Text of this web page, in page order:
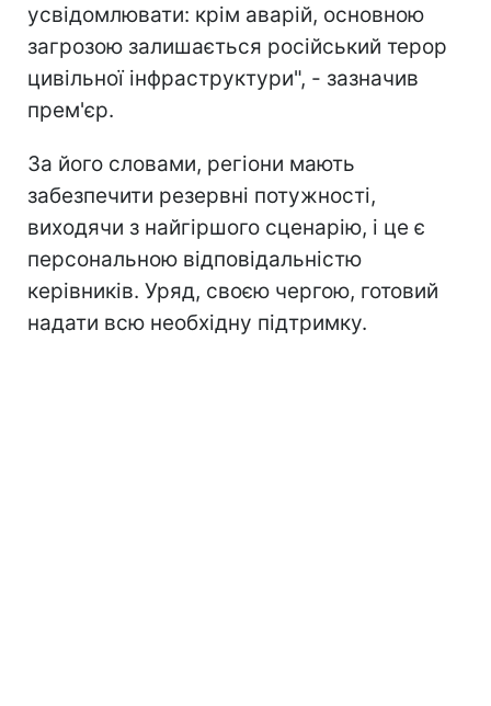
усвідомлювати: крім аварій, основною
загрозою залишається російський терор
цивільної інфраструктури", - зазначив
прем'єр.
За його словами, регіони мають
забезпечити резервні потужності,
виходячи з найгіршого сценарію, і це є
персональною відповідальністю
керівників. Уряд, своєю чергою, готовий
надати всю необхідну підтримку.